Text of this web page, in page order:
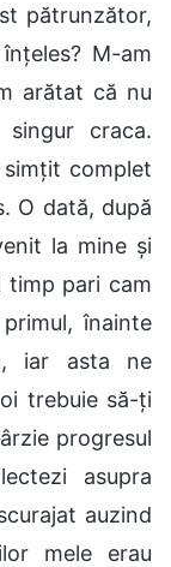
pătrunzător,
M-am
arătat că nu
craca.
complet
O dată, după
la mine și
timp pari cam
înainte
iar asta ne
trebuie să-ți
progresul
asupra
auzind
mele erau